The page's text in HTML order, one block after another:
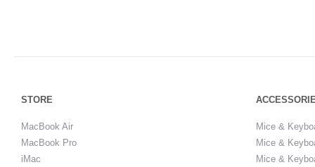
STORE
MacBook Air
MacBook Pro
iMac
Mice &
Mice &
Mice &